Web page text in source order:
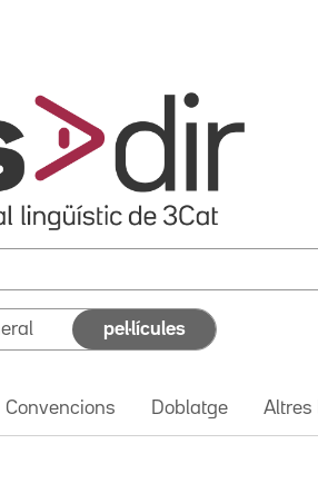
pel·lícules
Convencions Doblatge Altres